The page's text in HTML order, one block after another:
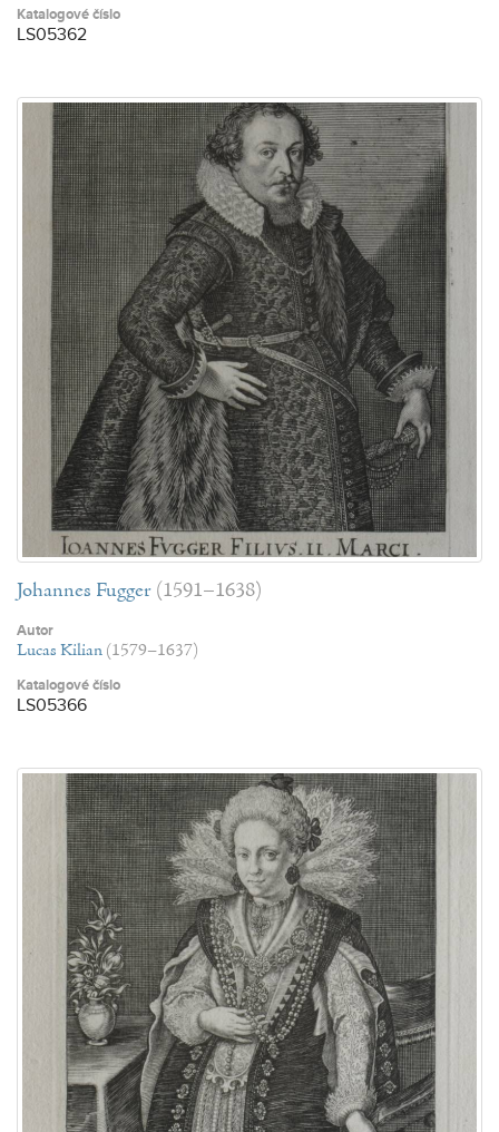
Katalogové číslo
LS05362
Johannes Fugger (1591–1638)
Autor
Lucas Kilian (1579–1637)
Katalogové číslo
LS05366